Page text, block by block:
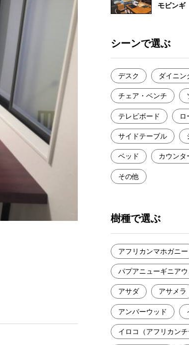
メディア美術協力実績
モビンギ
シーンで選ぶ
デスク ダイニン
チェア・ベンチ
テレビボード ロ
サイドテーブル
ベッド カウンタ
その他
樹種で選ぶ
アフリカンマホガニー
パプアニューギニア
アサダ アサメラ
アンバーウッド
イロコ（アフリカンチ